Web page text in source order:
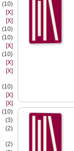
(10)
[X]
[X]
(10)
(10)
[X]
(10)
[X]
[X]
(10)
[X]
[X]
(10)
(3)
(2)
(2)